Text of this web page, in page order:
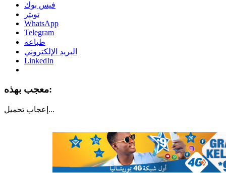
فيس بوك
تويتر
WhatsApp
Telegram
طباعة
البريد الإلكتروني
LinkedIn
معجب بهذه:
إعجاب تحميل...